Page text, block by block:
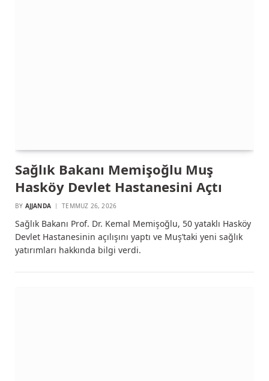
Sağlık Bakanı Memişoğlu Muş
Hasköy Devlet Hastanesini Açtı
BY AJJANDA TEMMUZ 26, 2026
Sağlık Bakanı Prof. Dr. Kemal Memişoğlu, 50 yataklı Hasköy
Devlet Hastanesinin açılışını yaptı ve Muş’taki yeni sağlık
yatırımları hakkında bilgi verdi.